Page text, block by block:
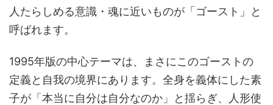
人たらしめる意識・魂に近いものが「ゴースト」と
呼ばれます。
1995年版の中心テーマは、まさにこのゴーストの
定義と自我の境界にあります。全身を義体にした素
子が「本当に自分は自分なのか」と揺らぎ、人形使